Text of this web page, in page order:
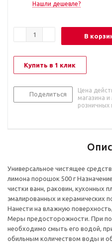
Нашли дешевле?
В
Купить в 1 клик
Поделиться
Цена
магазина
розничных
Универсальное чистящее
лимона порошок 500 г
чистки ванн, раковин, кухонных
эмалированных и керамических
Нанести на влажную
Меры предосторожности. При
необходимо смыть его водой,
обильным количеством воды и